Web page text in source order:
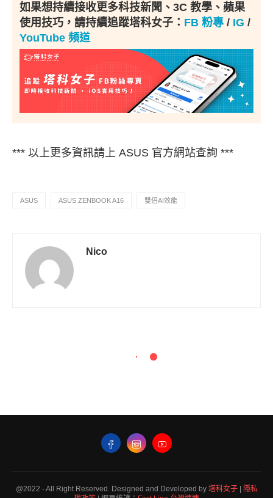
如果想持續接收更多科技新聞、3C 教學、蘋果
使用技巧，請持續追蹤塔科女子： FB 粉專 / IG /
YouTube 頻道
*** 以上更多資訊請上 ASUS 官方網站查詢 ***
ASUS ASUS ZENBOOK A16 雙倍AI效能
Nico
@2022 - All Right Reserved. Designed and Developed by 塔科女子| 隱私